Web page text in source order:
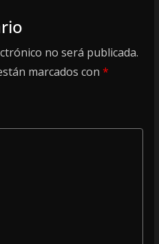
no será publicada.
marcados con *